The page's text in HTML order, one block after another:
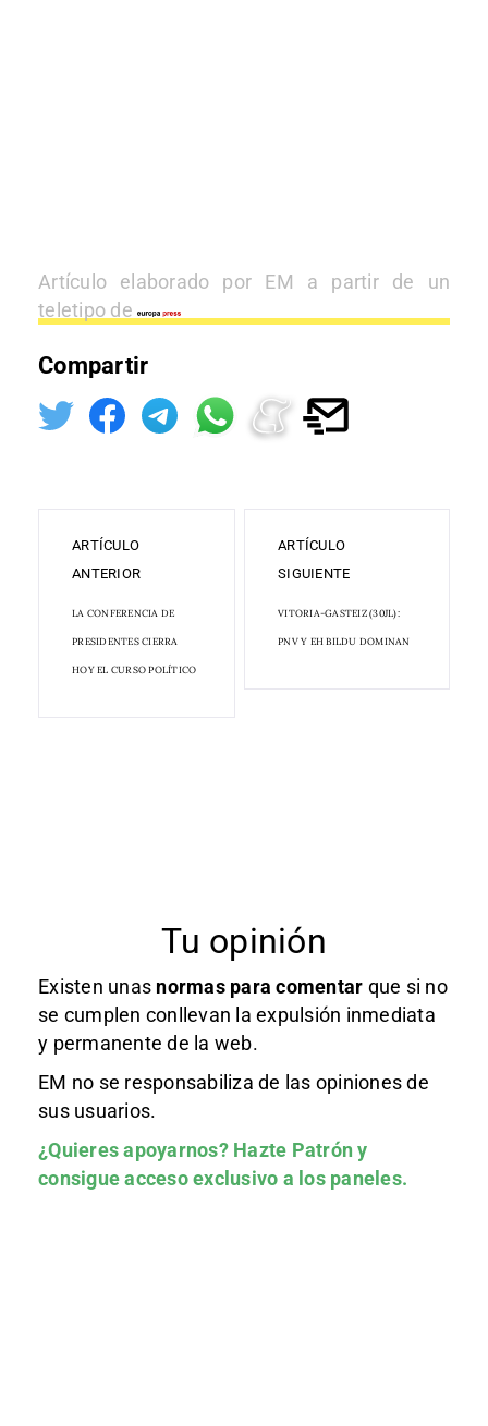
Artículo elaborado por EM a partir de un
teletipo de
Compartir
ARTÍCULO
ANTERIOR
LA CONFERENCIA DE
PRESIDENTES CIERRA
HOY EL CURSO POLÍTICO
ARTÍCULO
SIGUIENTE
VITORIA-GASTEIZ (30JL):
PNV Y EH BILDU DOMINAN
Tu opinión
Existen unas normas para comentar que si no
se cumplen conllevan la expulsión inmediata
y permanente de la web.
EM no se responsabiliza de las opiniones de
sus usuarios.
¿Quieres apoyarnos? Hazte Patróny
consigue acceso exclusivo a los paneles.